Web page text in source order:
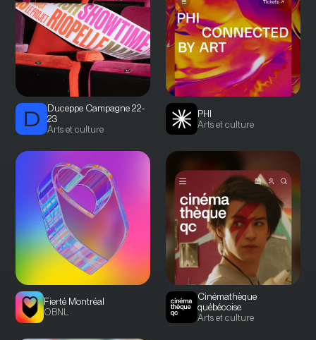
Duceppe Campagne 22-
23
Arts et culture
PHI
Arts et culture
Fierté Montréal
OBNL
Cinémathèque
québécoise
Arts et culture